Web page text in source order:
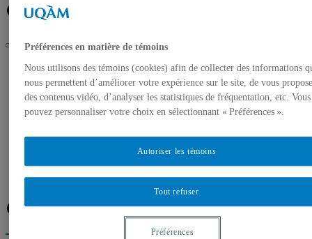
Facebook
Twitter
Flux RSS
UQAM
Salle de presse
Experts de l’UQAM : les enjeux du G20 les 4 et 5 septembre
Accueil
Autorisation de tournage
À propos de l’UQAM
Plan du campus
Facebook
Twitter
Flux RSS
Préférences en matière de témoins
Nous utilisons des témoins (cookies) afin de collecter des informations
nous permettent d’améliorer votre expérience sur le site, de vous
des contenus vidéo, d’analyser les statistiques de fréquentation, etc. Vous
pouvez personnaliser votre choix en sélectionnant « Préférences ».
Tout refuser
Autoriser les témoins
Préférences